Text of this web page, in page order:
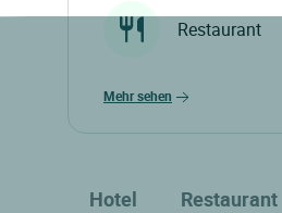
Restaurant
mehr sehen
Hotel Restaurant